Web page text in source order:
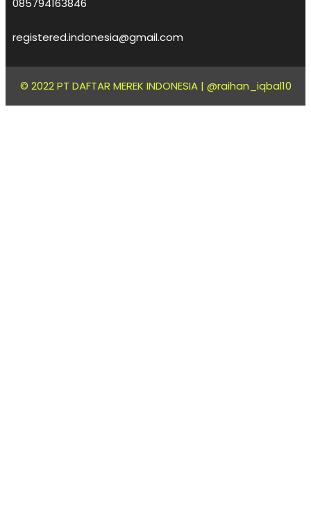
085794163846
registered.indonesia@gmail.com
© 2022 PT DAFTAR MEREK INDONESIA | @raihan_iqbal10